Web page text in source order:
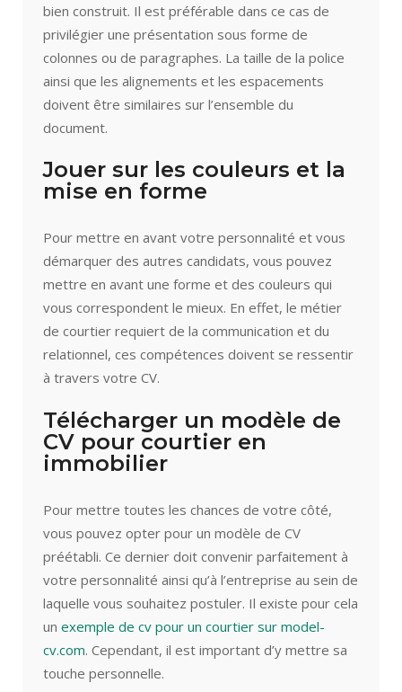
bien construit. Il est préférable dans ce cas de
privilégier une présentation sous forme de
colonnes ou de paragraphes. La taille de la police
ainsi que les alignements et les espacements
doivent être similaires sur l’ensemble du
document.
Jouer sur les couleurs et la
mise en forme
Pour mettre en avant votre personnalité et vous
démarquer des autres candidats, vous pouvez
mettre en avant une forme et des couleurs qui
vous correspondent le mieux. En effet, le métier
de courtier requiert de la communication et du
relationnel, ces compétences doivent se ressentir
à travers votre CV.
Télécharger un modèle de
CV pour courtier en
immobilier
Pour mettre toutes les chances de votre côté,
vous pouvez opter pour un modèle de CV
préétabli. Ce dernier doit convenir parfaitement à
votre personnalité ainsi qu’à l’entreprise au sein de
laquelle vous souhaitez postuler. Il existe pour cela
un exemple de cv pour un courtier sur model-
cv.com. Cependant, il est important d’y mettre sa
touche personnelle.